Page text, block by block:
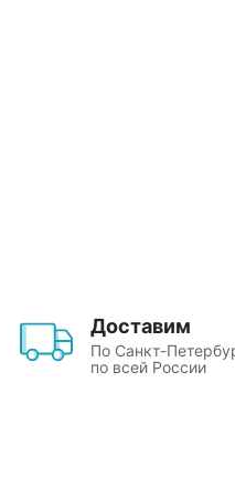
Доставим
По Санкт-
по всей России